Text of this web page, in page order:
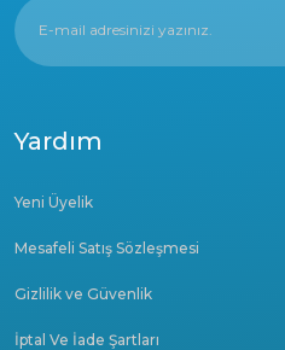
Yardım
Yeni Üyelik
Mesafeli Satış Sözleşmesi
Gizlilik ve Güvenlik
İptal Ve İade Şartları